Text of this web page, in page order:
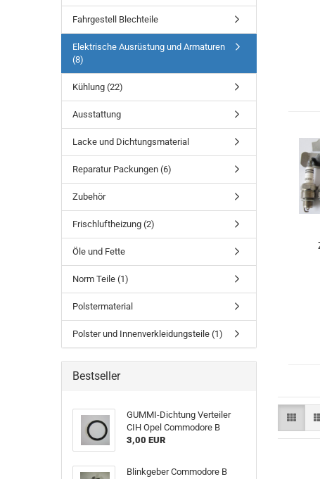
Fahrgestell Blechteile
Elektrische Ausrüstung und Armaturen
(8)
Kühlung (22)
Ausstattung
Lacke und Dichtungsmaterial
Reparatur Packungen (6)
Zubehör
Frischluftheizung (2)
Öle und Fette
Norm Teile (1)
Polstermaterial
Polster und Innenverkleidungsteile (1)
Bestseller
GUMMI-Dichtung Verteiler
CIH Opel Commodore B
3,00 EUR
Blinkgeber Commodore B